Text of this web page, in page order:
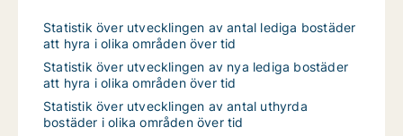
Statistik över utvecklingen av antal lediga bostäder
att hyra i olika områden över tid
Statistik över utvecklingen av nya lediga bostäder
att hyra i olika områden över tid
Statistik över utvecklingen av antal uthyrda
bostäder i olika områden över tid